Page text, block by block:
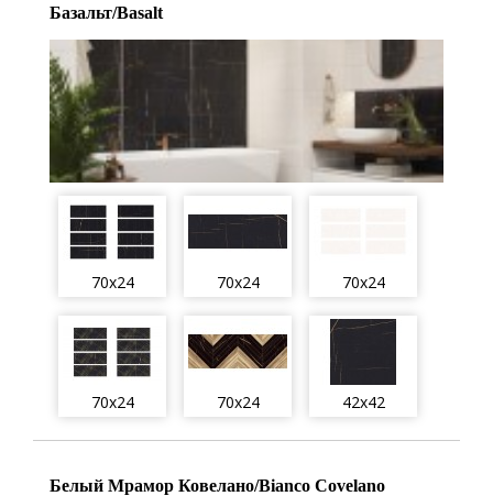
Базальт/Basalt
70x24 70x24 70x24
70x24 70x24 42x42
Белый Мрамор Ковелано/Bianco Covelano